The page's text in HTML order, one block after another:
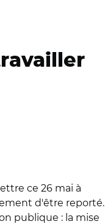
ce 26 mai à
d'être reporté.
publique : la mise